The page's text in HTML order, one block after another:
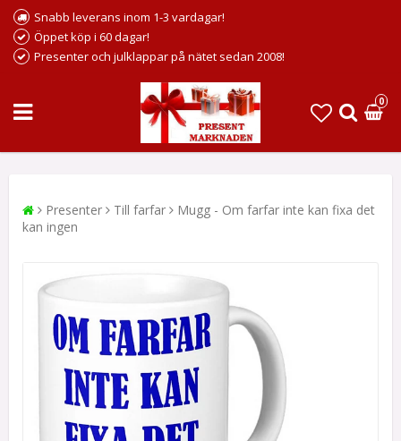
Snabb leverans inom 1-3 vardagar!
Öppet köp i 60 dagar!
Presenter och julklappar på nätet sedan 2008!
0
Presenter Till farfar
Mugg - Om farfar inte kan fixa det
kan ingen